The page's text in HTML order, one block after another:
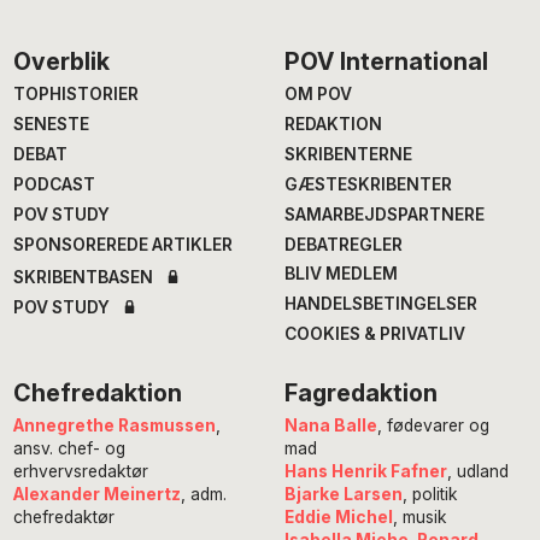
Footer
Overblik
TOPHISTORIER
SENESTE
DEBAT
PODCAST
POV STUDY
SPONSOREREDE ARTIKLER
SKRIBENTBASEN
POV STUDY
POV International
OM POV
REDAKTION
SKRIBENTERNE
GÆSTESKRIBENTER
SAMARBEJDSPARTNERE
DEBATREGLER
BLIV MEDLEM
HANDELSBETINGELSER
COOKIES & PRIVATLIV
Chefredaktion
Annegrethe Rasmussen
ansv. chef- og
erhvervsredaktør
Alexander Meinertz , adm.
chefredaktør
Fagredaktion
Nana Balle , fødevarer og
mad
Hans Henrik Fafner, udland
Bjarke Larsen , politik
Eddie Michel
, musik